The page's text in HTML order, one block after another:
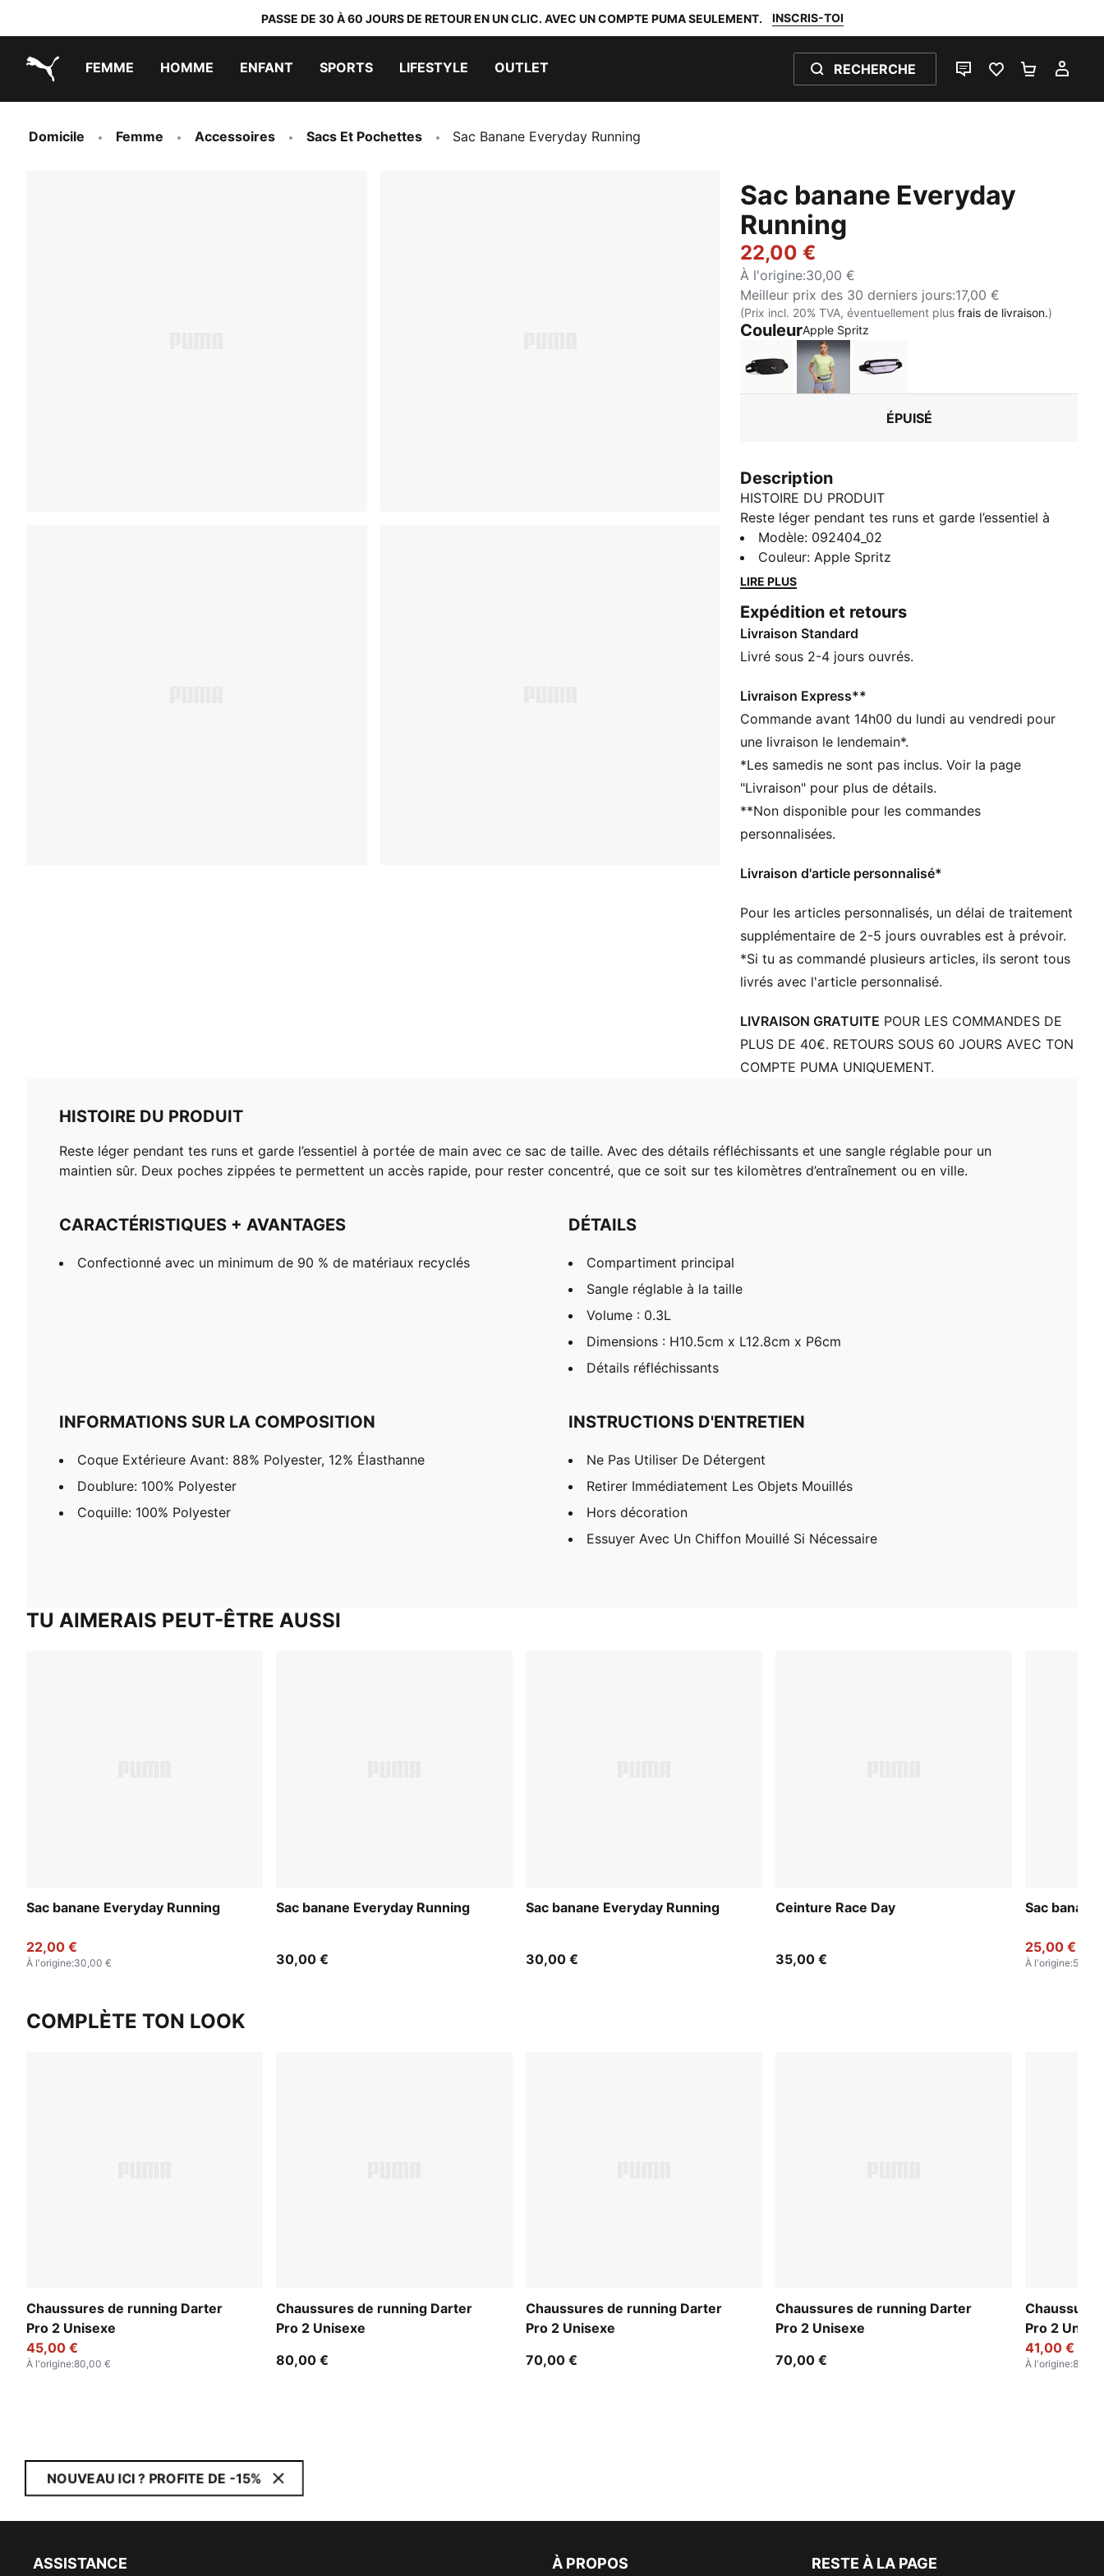
PASSE DE 30 À 60 JOURS DE RETOUR EN UN CLIC. AVEC UN COMPTE PUMA SEULEMENT. INSCRIS-TOI
FEMME HOMME ENFANT SPORTS LIFESTYLE OUTLET RECHERCHE
LIVE CHATFAVORIS 0PANIER 0
Domicile Femme Accessoires Sacs Et Pochettes Sac Banane Everyday Running
Sac banane Everyday
Running
22,00 €
À l'origine:30,00 €
Meilleur prix des 30 derniers jours:17,00 €
(Prix incl. 20% TVA, éventuellement plusfrais de livraison.)
CouleurApple Spritz
Puma BlackGray SkyLight Lavender
ÉPUISÉ
Description
HISTOIRE DU PRODUIT
Reste léger pendant tes runs et garde l’essentiel à
portée de main avec ce sac de taille. Avec des détails
réfléchissants et une sangle réglable pour un maintien
sûr. Deux poches zippées te permettent un accès
kilomètres d’entraînement ou en ville.
CARACTÉRISTIQUES + AVANTAGES
Confectionné avec un minimum de 90 % de matériaux
DÉTAILS
Compartiment principal
Sangle réglable à la taille
Dimensions : H10.5cm x L12.8cm x P6cm
Détails réfléchissants
Modèle: 092404_02
Couleur:Apple Spritz
LIRE PLUS
Expédition et retours
Livraison Standard
Livré sous 2-4 jours ouvrés.
Livraison Express**
Commande avant 14h00 du lundi au vendredi pour
une livraison le lendemain*.
*Les samedis ne sont pas inclus. Voir la page
"Livraison" pour plus de détails.
**Non disponible pour les commandes
personnalisées.
Livraison d'article personnalisé*
Pour les articles personnalisés, un délai de traitement
supplémentaire de 2-5 jours ouvrables est à prévoir.
*Si tu as commandé plusieurs articles, ils seront tous
livrés avec l'article personnalisé.
LIVRAISON GRATUITE POUR LES COMMANDES DE
PLUS DE 40€. RETOURS SOUS 60 JOURS AVEC TON
COMPTE PUMA UNIQUEMENT.
HISTOIRE DU PRODUIT
Reste léger pendant tes runs et garde l’essentiel à portée de main avec ce sac de taille. Avec des détails réfléchissants et une sangle réglable pour un
maintien sûr. Deux poches zippées te permettent un accès rapide, pour rester concentré, que ce soit sur tes kilomètres d’entraînement ou en ville.
CARACTÉRISTIQUES + AVANTAGES
Confectionné avec un minimum de 90 % de matériaux recyclés
DÉTAILS
Compartiment principal
Sangle réglable à la taille
Volume : 0.3L
Dimensions : H10.5cm x L12.8cm x P6cm
Détails réfléchissants
INFORMATIONS SUR LA COMPOSITION
Coque Extérieure Avant: 88% Polyester, 12% Élasthanne
Doublure: 100% Polyester
Coquille: 100% Polyester
INSTRUCTIONS D'ENTRETIEN
Ne Pas Utiliser De Détergent
Retirer Immédiatement Les Objets Mouillés
Hors décoration
Essuyer Avec Un Chiffon Mouillé Si Nécessaire
TU AIMERAIS PEUT-ÊTRE AUSSI
Sac banane Everyday Running
22,00 €
À l'origine:30,00 €
Sac banane Everyday Running
30,00 €
Sac banane Everyday Running
30,00 €
Ceinture Race Day
35,00 €
Sac banane
25,00 €
À l'origine:50,00
COMPLÈTE TON LOOK
Chaussures de running Darter
Pro 2 Unisexe
45,00 €
À l'origine:80,00 €
Chaussures de running Darter
Pro 2 Unisexe
80,00 €
Chaussures de running Darter
Pro 2 Unisexe
70,00 €
Chaussures de running Darter
Pro 2 Unisexe
70,00 €
Pro 2
41,00 €
À l'origine:80,00
NOUVEAU ICI ? PROFITE DE -15%
ASSISTANCE À PROPOS RESTE À LA PAGE